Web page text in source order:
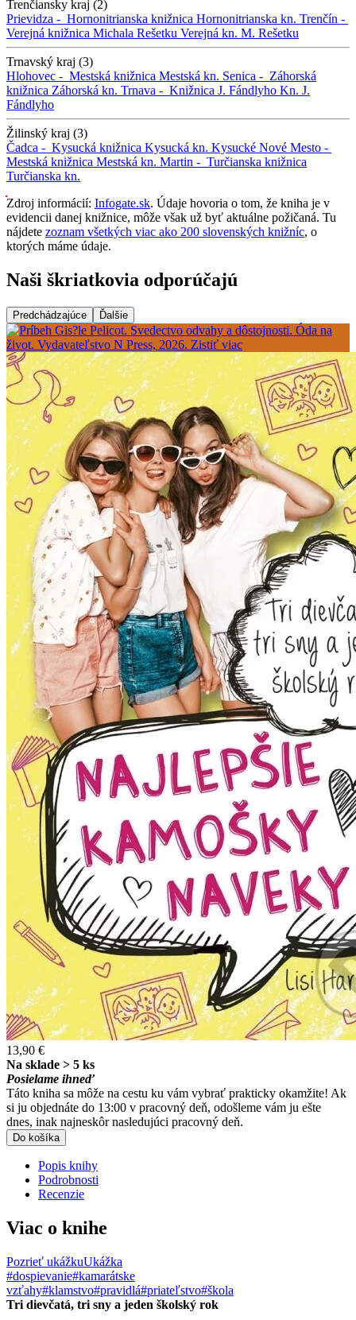
Trenčiansky kraj (2)
Prievidza - Hornonitrianska knižnica Hornonitrianska kn. Trenčín -
Verejná knižnica Michala Rešetku Verejná kn. M. Rešetku
Trnavský kraj (3)
Hlohovec - Mestská knižnica Mestská kn. Senica - Záhorská
knižnica Záhorská kn. Trnava - Knižnica J. Fándlyho Kn. J.
Fándlyho
Žilinský kraj (3)
Čadca - Kysucká knižnica Kysucká kn. Kysucké Nové Mesto -
Mestská knižnica Mestská kn. Martin - Turčianska knižnica
Turčianska kn.
Zdroj informácií: Infogate.sk. Údaje hovoria o tom, že kniha je v
evidencii danej knižnice, môže však už byť aktuálne požičaná. Tu
nájdete zoznam všetkých viac ako 200 slovenských knižníc, o
ktorých máme údaje.
Naši škriatkovia odporúčajú
Predchádzajúce Ďalšie
13,90 €
Na sklade > 5 ks
Posielame ihneď
Táto kniha sa môže na cestu ku vám vybrať prakticky okamžite! Ak
si ju objednáte do 13:00 v pracovný deň, odošleme vám ju ešte
dnes, inak najneskôr nasledujúci pracovný deň.
Do košíka
Popis knihy
Podrobnosti
Recenzie
Viac o knihe
Pozrieť ukážkuUkážka
#dospievanie#kamarátske
vzťahy#klamstvo#pravidlá#priateľstvo#škola
Tri dievčatá, tri sny a jeden školský rok